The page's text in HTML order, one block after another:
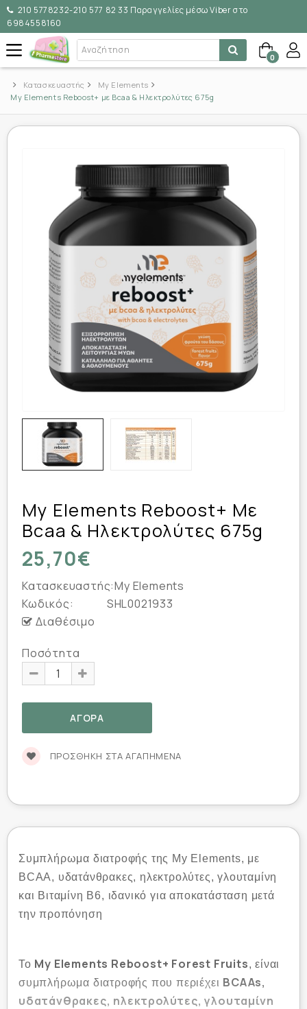
210 5778232-210 577 82 33 Παραγγελίες μέσω Viber στο
6984558160
0
Κατασκευαστής
My Elements
My Elements Reboost+ με Bcaa & Ηλεκτρολύτες 675g
My Elements Reboost+ Με
Bcaa & Ηλεκτρολύτες 675g
25,70€
Κατασκευαστής:My Elements
Κωδικός:
SHL0021933
Διαθέσιμο
Ποσότητα
ΠΡΟΣΘΉΚΗ ΣΤΑ ΑΓΑΠΗΜΈΝΑ
Συμπλήρωμα διατροφής της My Elements, με
BCAA, υδατάνθρακες, ηλεκτρολύτες, γλουταμίνη
και Βιταμίνη Β6, ιδανικό για αποκατάσταση μετά
την προπόνηση
Το My Elements Reboost+ Forest Fruits, είναι
συμπλήρωμα διατροφής που περιέχει BCAAs,
υδατάνθρακες, ηλεκτρολύτες, γλουταμίνη